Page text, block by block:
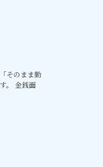
そのまま勤
。 金銭面